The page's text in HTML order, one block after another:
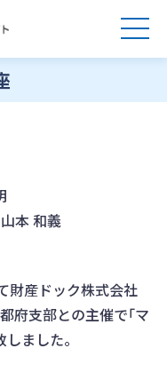
本 和義
財産ドック株式会社
府支部との主催で｢マ
ました。